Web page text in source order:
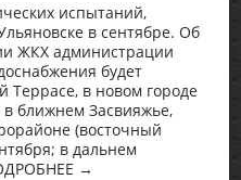
испытаний,
в сентябре. Об
ЖКХ администрации
будет
Террасе, в новом городе
в ближнем Засвияжье,
(восточный
в дальнем
→